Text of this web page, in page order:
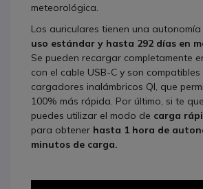
meteorológica.
Los auriculares tienen una autonomía
uso estándar y hasta 292 días en
Se pueden recargar completamente
con el cable USB-C y son
cargadores inalámbricos QI, que
100% más rápida. Por último, si te
puedes utilizar el modo de carga
para obtener hasta 1 hora de
minutos de carga.